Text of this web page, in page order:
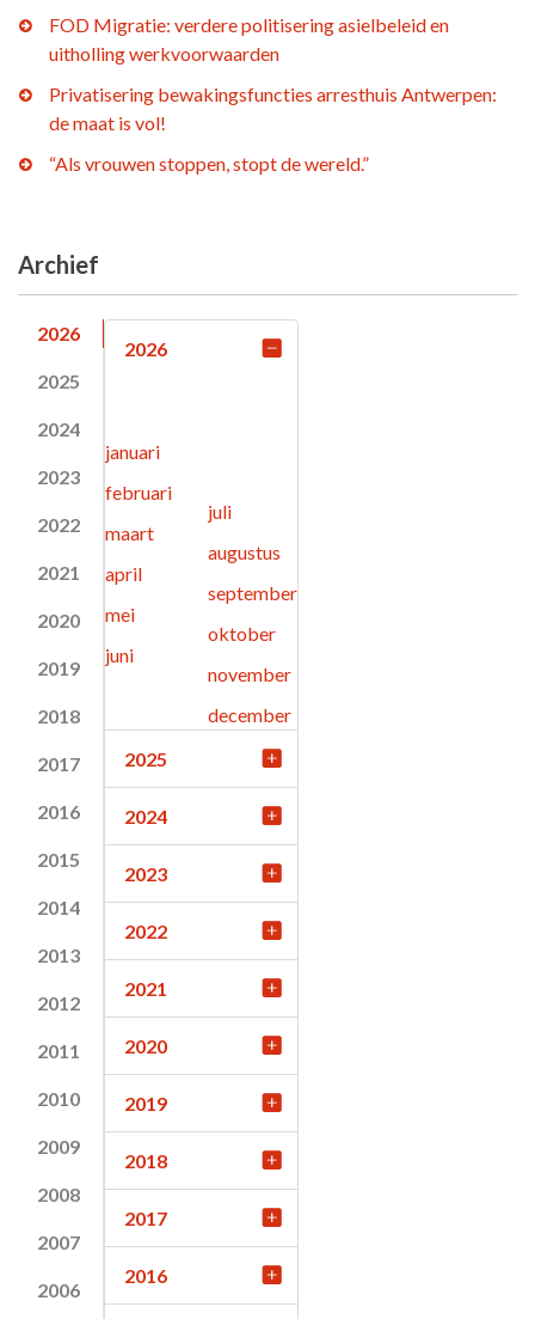
FOD Migratie: verdere politisering asielbeleid en
uitholling werkvoorwaarden
Privatisering bewakingsfuncties arresthuis Antwerpen:
de maat is vol!
“Als vrouwen stoppen, stopt de wereld.”
Archief
2026
2025
2024
2023
2022
2021
2020
2019
2018
2017
2016
2015
2014
2013
2012
2011
2010
2009
2008
2007
2006
2026
januari
februari
maart
april
mei
juni
juli
augustus
september
oktober
november
december
2025
2024
2023
2022
2021
2020
2019
2018
2017
2016